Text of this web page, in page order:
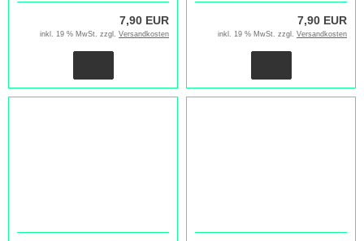
7,90 EUR
inkl. 19 % MwSt. zzgl. Versandkosten
7,90 EUR
inkl. 19 % MwSt. zzgl. Versandkosten